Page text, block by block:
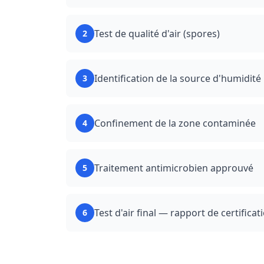
2 Test de qualité d'air (spores)
3 Identification de la source d'humidité
4 Confinement de la zone contaminée
5 Traitement antimicrobien approuvé
6 Test d'air final — rapport de